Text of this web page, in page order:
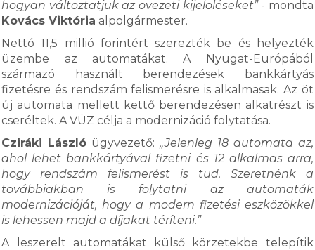
hogyan változtatjuk az övezeti kijelöléseket” - mondta
Kovács Viktória alpolgármester.
Nettó 11,5 millió forintért szerezték be és helyezték
üzembe az automatákat. A Nyugat-Európából
származó használt berendezések bankkártyás
fizetésre és rendszám felismerésre is alkalmasak. Az öt
új automata mellett kettő berendezésen alkatrészt is
cseréltek. A VÜZ célja a modernizáció folytatása.
Cziráki László ügyvezető: „Jelenleg 18 automata az,
ahol lehet bankkártyával fizetni és 12 alkalmas arra,
hogy rendszám felismerést is tud. Szeretnénk a
továbbiakban is folytatni az automaták
modernizációját, hogy a modern fizetési eszközökkel
is lehessen majd a díjakat téríteni.”
A leszerelt automatákat külső körzetekbe telepítik